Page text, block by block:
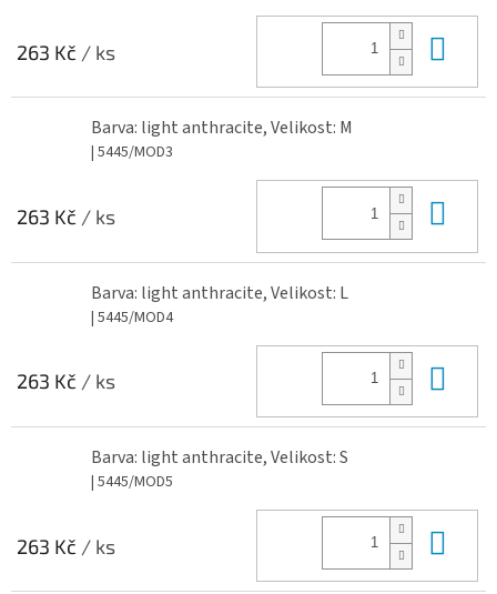
263 Kč / ks
Barva: light anthracite, Velikost: M
| 5445/MOD3
263 Kč / ks
Barva: light anthracite, Velikost: L
| 5445/MOD4
263 Kč / ks
Barva: light anthracite, Velikost: S
| 5445/MOD5
263 Kč / ks